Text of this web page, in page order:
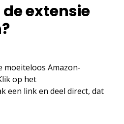
de extensie
moeiteloos Amazon-
op het
een link en deel direct, dat